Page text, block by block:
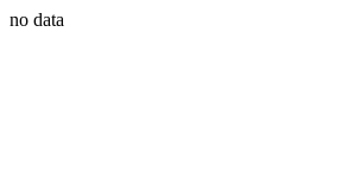
no data